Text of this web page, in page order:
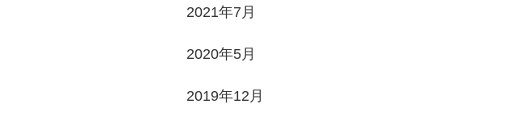
2021年7月
2020年5月
2019年12月